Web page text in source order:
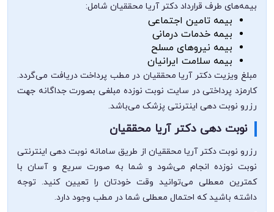
بیمه‌های طرف قرارداد دکتر آریا محققیان شامل:
بیمه تامین اجتماعی
بیمه خدمات درمانی
بیمه نیروهای مسلح
بیمه سلامت ایرانیان
مبلغ ویزیت دکتر آریا محققیان در مطب پرداخت دریافت می‌گردد.
کارمزد پرداختی در سایت نوبت نوزده مبلغی بصورت جداگانه جهت
رزرو نوبت دهی اینترنتی پزشک می‌باشد.
نوبت دهی دکتر آریا محققیان
رزرو نوبت دکتر آریا محققیان از طریق سامانه نوبت دهی اینترنتی
نوبت نوزده انجام می‌شود و شما به صورت سریع و آسان با
کمترین معطلی می‌توانید وقت خودتان را تعیین کنید. توجه
داشته باشید که احتمال معطلی شما در مطب وجود دارد.